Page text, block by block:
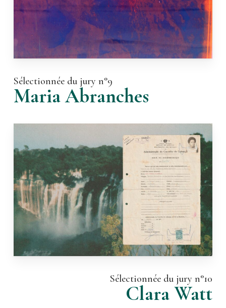
Sélectionnée du jury n°9
Maria Abranches
Sélectionnée du jury n°10
Clara Watt